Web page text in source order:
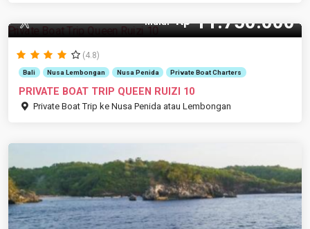
Mulai Rp11.750.000
(4.8)
Bali Nusa Lembongan Nusa Penida Private Boat Charters
PRIVATE BOAT TRIP QUEEN RUIZI 10
Private Boat Trip ke Nusa Penida atau Lembongan